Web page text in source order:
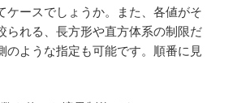
ケースでしょうか。また、各値がそ
られる、長方形や直方体系の制限だ
のような指定も可能です。順番に見